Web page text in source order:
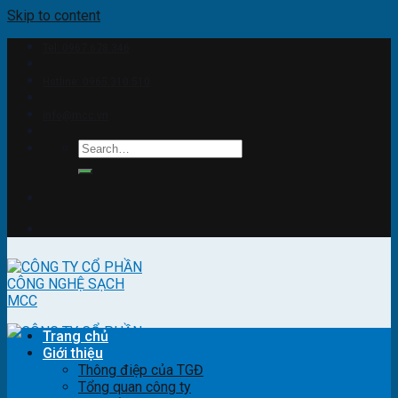
Skip to content
Trang chủ
Giới thiệu
Thông điệp của TGĐ
Tổng quan công ty